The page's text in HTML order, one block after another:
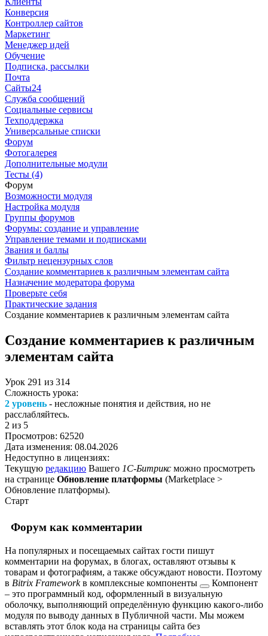
Конверсия
Контроллер сайтов
Маркетинг
Менеджер идей
Обучение
Подписка, рассылки
Почта
Сайты24
Служба сообщений
Социальные сервисы
Техподдержка
Универсальные списки
Форум
Фотогалерея
Дополнительные модули
Тесты (4)
Форум
Возможности модуля
Настройка модуля
Группы форумов
Форумы: создание и управление
Управление темами и подписками
Звания и баллы
Фильтр нецензурных слов
Создание комментариев к различным элементам сайта
Назначение модератора форума
Проверьте себя
Практические задания
Создание комментариев к различным элементам сайта
Создание комментариев к различным
элементам сайта
Урок 291 из 314
Сложность урока:
2 уровень - несложные понятия и действия, но не
расслабляйтесь.
2 из 5
Просмотров: 62520
Дата изменения: 08.04.2026
Недоступно в лицензиях:
Текущую редакцию Вашего 1С-Битрикс можно просмотреть
на странице Обновление платформы (Marketplace >
Обновление платформы).
Старт
Форум как комментарии
На популярных и посещаемых сайтах гости пишут
комментарии на форумах, в блогах, оставляют отзывы к
товарам и фотографиям, а также обсуждают новости. Поэтому
в Bitrix Frameworkв комплексные компоненты
Компонент
– это программный код, оформленный в визуальную
оболочку, выполняющий определённую функцию какого-либо
модуля по выводу данных в Публичной части. Мы можем
вставлять этот блок кода на страницы сайта без